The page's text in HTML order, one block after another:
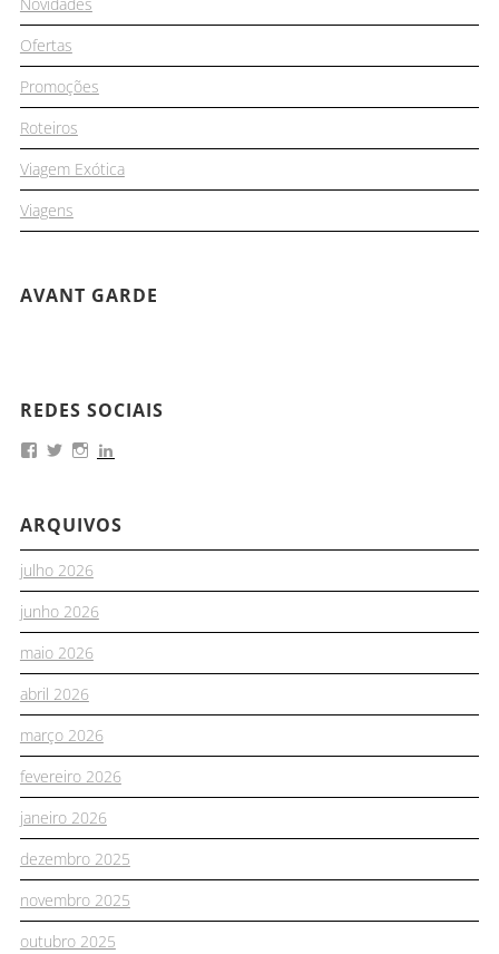
Ofertas
Promoções
Roteiros
Viagem Exótica
Viagens
AVANT GARDE
REDES SOCIAIS
ARQUIVOS
julho 2026
junho 2026
maio 2026
abril 2026
março 2026
fevereiro 2026
janeiro 2026
dezembro 2025
novembro 2025
outubro 2025